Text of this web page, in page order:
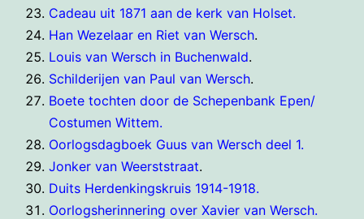
Cadeau uit 1871 aan de kerk van Holset.
Han Wezelaar en Riet van Wersch.
Louis van Wersch in Buchenwald.
Schilderijen van Paul van Wersch.
Boete tochten door de Schepenbank Epen/
Costumen Wittem.
Oorlogsdagboek Guus van Wersch deel 1.
Jonker van Weerststraat.
Duits Herdenkingskruis 1914-1918.
Oorlogsherinnering over Xavier van Wersch.